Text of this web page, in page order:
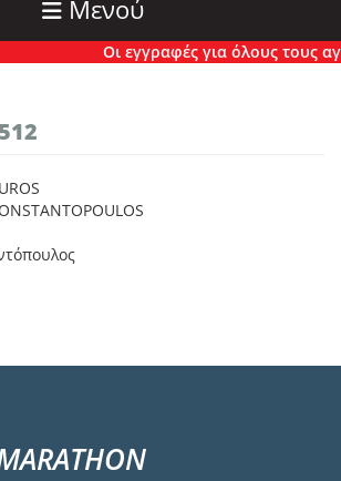
Μενού
Οι εγγραφές για όλους τους